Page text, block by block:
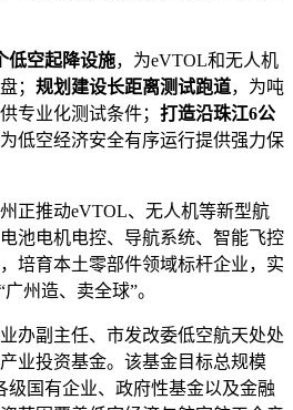
低空起降设施，为eVTOL和无人机
； 规划建设长距离测试跑道，为吨
专业化测试条件； 打造沿珠江6公
低空经济安全有序运行提供强力保
正推动eVTOL、无人机等新型航
池电机电控、导航系统、智能飞控
培育本土零部件领域标杆企业，实
州造、卖全球”。
办副主任、市发改委低空航天处处
业投资基金。该基金目标总规模
级国有企业、政府性基金以及金融